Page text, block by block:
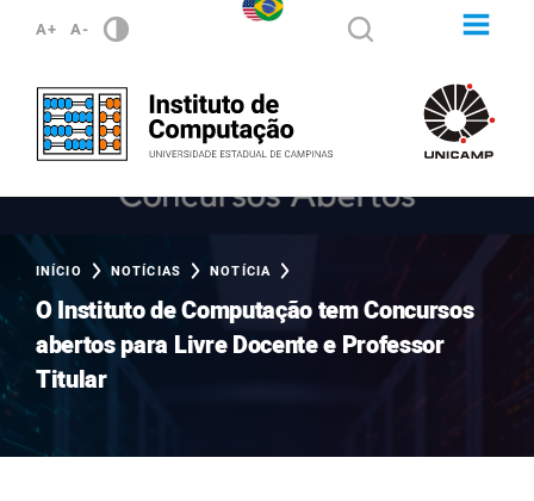
A+ A-
INÍCIO NOTÍCIAS NOTÍCIA
O Instituto de Computação tem Concursos
abertos para Livre Docente e Professor
Titular